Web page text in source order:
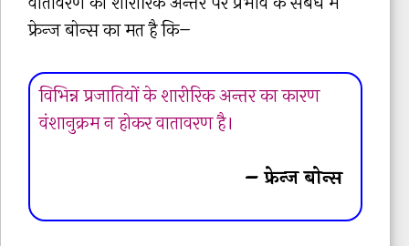
फ्रेन्ज बोन्स का मत है कि–
विभिन्न प्रजातियों के शारीरिक अन्तर का कारण
वंशानुक्रम न होकर वातावरण है।
– फ्रेन्ज बोन्स